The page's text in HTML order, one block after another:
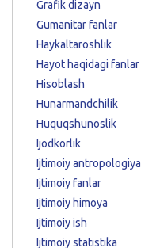
Grafik dizayn
Gumanitar fanlar
Haykaltaroshlik
Hayot haqidagi fanlar
Hisoblash
Hunarmandchilik
Huquqshunoslik
Ijodkorlik
Ijtimoiy antropologiya
Ijtimoiy fanlar
Ijtimoiy himoya
Ijtimoiy ish
Ijtimoiy statistika